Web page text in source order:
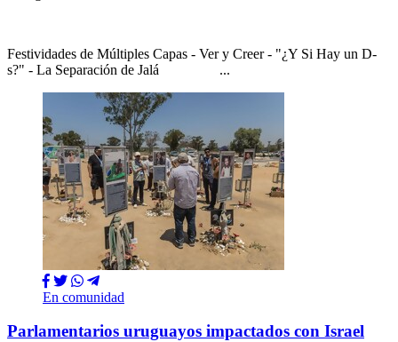
Festividades de Múltiples Capas - Ver y Creer - "¿Y Si Hay un D-
s?" - La Separación de Jalá ...
En comunidad
Parlamentarios uruguayos impactados con Israel